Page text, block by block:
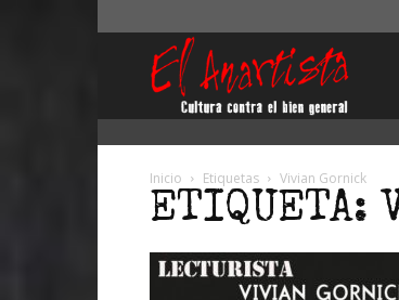
Inicio Etiquetas Vivian Gornick
ETIQUETA: